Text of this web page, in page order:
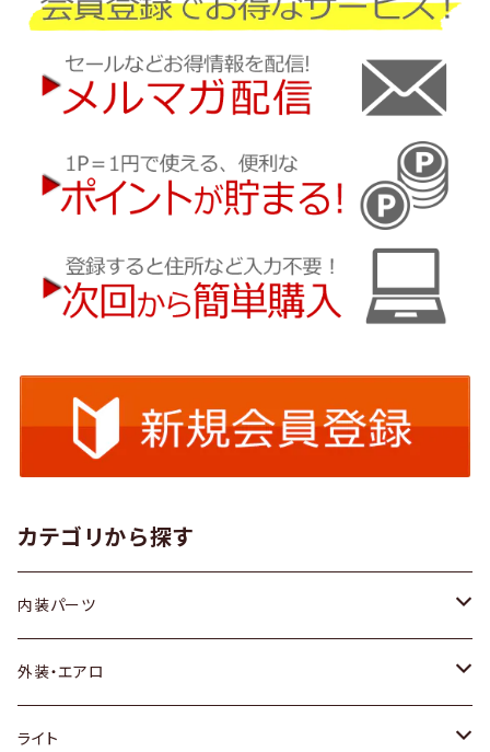
カテゴリから探す
内装パーツ
トヨタ
ホンダ
外装・エアロ
トヨタ
ライト